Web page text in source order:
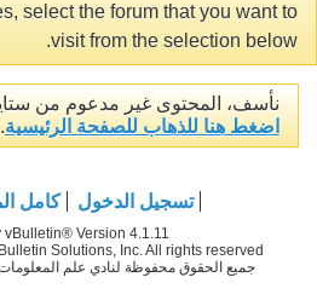
select the forum that you want to
visit from the selection below.
نأسف، المحتوى غير مدعوم من
اضغط هنا للذهاب للصفحة الرئيسية.
تسجيل الدخول كامل
vBulletin® Version 4.1.11
Solutions, Inc. All rights reserved
جميع الحقوق محفوظة لنادي علم المعلومات الجغرافية